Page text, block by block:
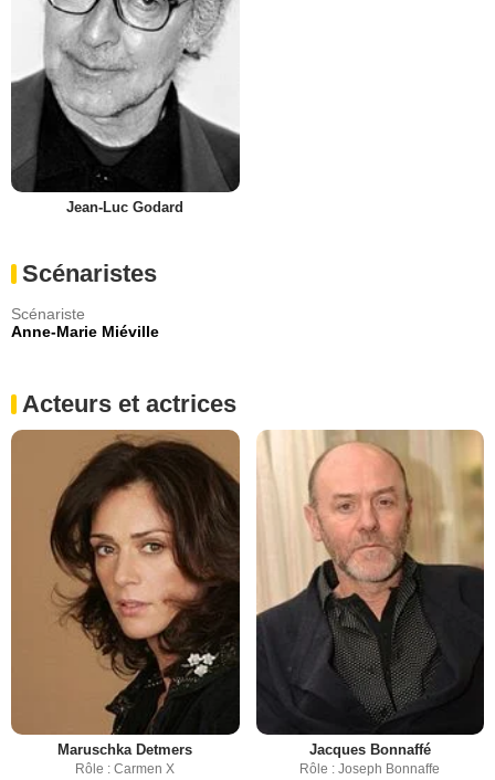
Jean-Luc Godard
Scénaristes
Scénariste
Anne-Marie Miéville
Acteurs et actrices
Maruschka Detmers
Rôle : Carmen X
Jacques Bonnaffé
Rôle : Joseph Bonnaffe